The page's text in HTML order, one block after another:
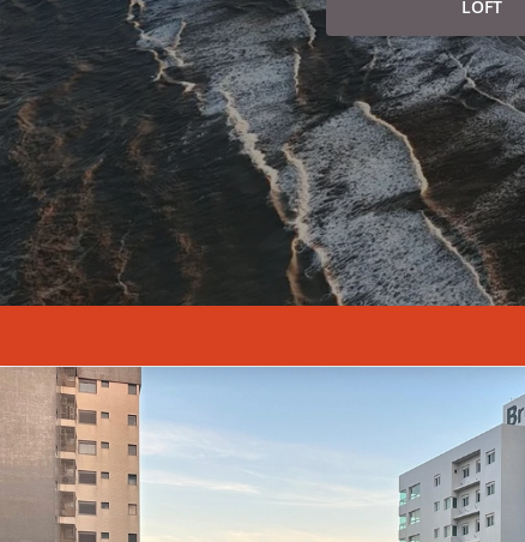
LOFT